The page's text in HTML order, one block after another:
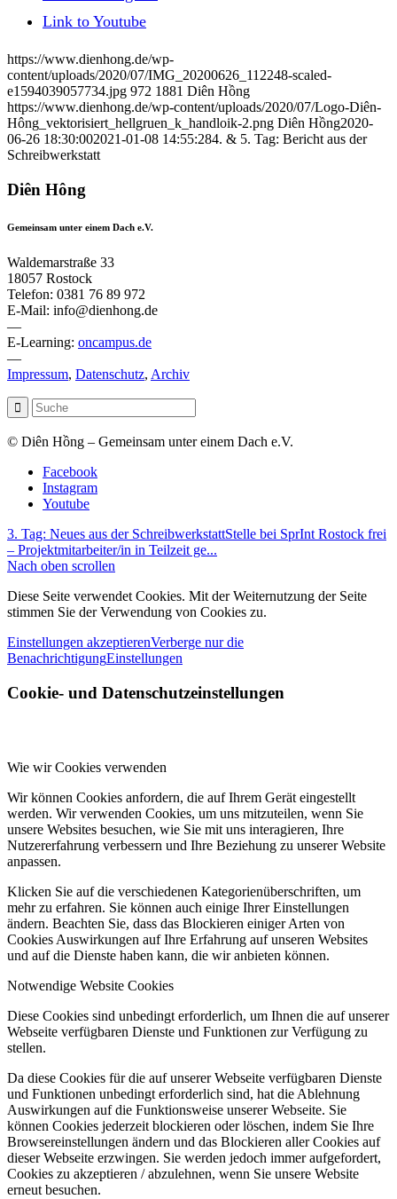
Link to Youtube
https://www.dienhong.de/wp-
content/uploads/2020/07/IMG_20200626_112248-scaled-
e1594039057734.jpg 972 1881 Diên Hồng
https://www.dienhong.de/wp-content/uploads/2020/07/Logo-Diên-
Hông_vektorisiert_hellgruen_k_handloik-2.png Diên Hồng2020-
06-26 18:30:002021-01-08 14:55:284. & 5. Tag: Bericht aus der
Schreibwerkstatt
Diên Hông
Gemeinsam unter einem Dach e.V.
Waldemarstraße 33
18057 Rostock
Telefon: 0381 76 89 972
E-Mail: info@dienhong.de
—
E-Learning: oncampus.de
—
Impressum, Datenschutz, Archiv
© Diên Hồng – Gemeinsam unter einem Dach e.V.
Facebook
Instagram
Youtube
3. Tag: Neues aus der SchreibwerkstattStelle bei SprInt Rostock frei
– Projektmitarbeiter/in in Teilzeit ge...
Nach oben scrollen
Diese Seite verwendet Cookies. Mit der Weiternutzung der Seite
stimmen Sie der Verwendung von Cookies zu.
Einstellungen akzeptierenVerberge nur die
BenachrichtigungEinstellungen
Cookie- und Datenschutzeinstellungen
Wie wir Cookies verwenden
Wir können Cookies anfordern, die auf Ihrem Gerät eingestellt
werden. Wir verwenden Cookies, um uns mitzuteilen, wenn Sie
unsere Websites besuchen, wie Sie mit uns interagieren, Ihre
Nutzererfahrung verbessern und Ihre Beziehung zu unserer Website
anpassen.
Klicken Sie auf die verschiedenen Kategorienüberschriften, um
mehr zu erfahren. Sie können auch einige Ihrer Einstellungen
ändern. Beachten Sie, dass das Blockieren einiger Arten von
Cookies Auswirkungen auf Ihre Erfahrung auf unseren Websites
und auf die Dienste haben kann, die wir anbieten können.
Notwendige Website Cookies
Diese Cookies sind unbedingt erforderlich, um Ihnen die auf unserer
Webseite verfügbaren Dienste und Funktionen zur Verfügung zu
stellen.
Da diese Cookies für die auf unserer Webseite verfügbaren Dienste
und Funktionen unbedingt erforderlich sind, hat die Ablehnung
Auswirkungen auf die Funktionsweise unserer Webseite. Sie
können Cookies jederzeit blockieren oder löschen, indem Sie Ihre
Browsereinstellungen ändern und das Blockieren aller Cookies auf
dieser Webseite erzwingen. Sie werden jedoch immer aufgefordert,
Cookies zu akzeptieren / abzulehnen, wenn Sie unsere Website
erneut besuchen.